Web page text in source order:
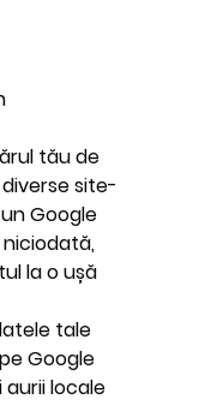
tău de
site-
Google
la o ușă
tale
Google
aurii locale